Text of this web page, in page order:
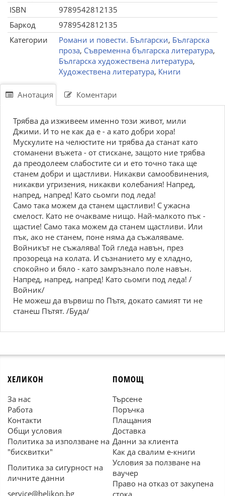
ISBN
9789542812135
Баркод
9789542812135
Категории
Романи и повести. Български, Българска
проза, Съвременна българска литература,
Българска художествена литература,
Художествена литература, Книги
Анотация Коментари
Трябва да изживеем именно този живот, мили
Джими. И то не как да е - а като добри хора!
Мускулите на челюстите ни трябва да станат като
стоманени въжета - от стискане, защото ние трябва
да преодолеем слабостите си и ето точно така ще
станем добри и щастливи. Никакви самообвинения,
никакви угризения, никакви колебания! Напред,
напред, напред! Като сьомги под леда!
Само така можем да станем щастливи! С ужасна
смелост. Като не очакваме нищо. Най-малкото пък -
щастие! Само така можем да станем щастливи. Или
пък, ако не станем, поне няма да съжаляваме.
Войникът не съжалява! Той гледа навън, през
прозореца на колата. И съзнанието му е хладно,
спокойно и бяло - като замръзнало поле навън.
Напред, напред, напред! Като сьомги под леда! /
Войник/
Не можеш да вървиш по Пътя, докато самият ти не
станеш Пътят. /Буда/
ХЕЛИКОН
За нас
Работа
Контакти
Общи условия
Политика за използване на
"бисквитки"
Политика за сигурност на
личните данни
service@helikon.bg
ПОМОЩ
Търсене
Поръчка
Плащания
Доставка
Данни за клиента
Как да свалим е-книги
Условия за ползване на
ваучер
Право на отказ от закупена
стока